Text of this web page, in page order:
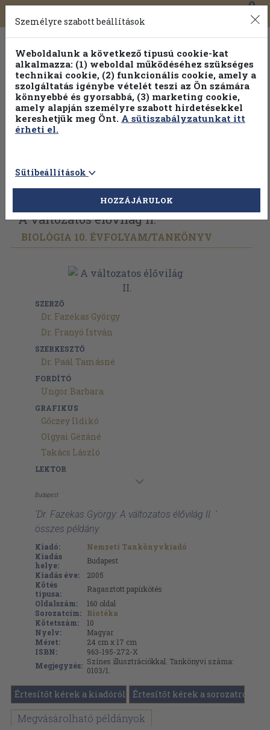
Toggle
navigation
0
Vissza az előző oldalra Válasszon példányt
A változatos élővilág II.
BIOLÓGIA 10. ÉVFOLYAM/TANKÖNYV
SZERZŐ
Dr. Fazekas György
Dr. Franyó István
SZERKESZTŐ
Dr. Paál Tamásné
FORDÍTÓ
Ungor Barbara
GRAFIKUS
Gőczey Ildikó
Olgyai Gézáné
Takács László
LEKTOR
Budapest
'Dr. Fazekas György: A változatos élővilág II. '
összes példány
Kiadó:
Nemzeti Tankönyvkiadó
Kiadás
helye:
Budapest
Kiadás éve:
2005
Kötés
típusa:
Ragasztott papírkötés
Oldalszám:
160 oldal
Sorozatcím:
Biotéka
Kötetszám:
10
Nyelv:
Magyar
Méret:
24 cm x 17 cm
ISBN:
963-195-272-X
Megjegyzés: Színes illusztrációkkal. Tankönyvi száma:
0103/1.
Értesítőt kérek a kiadóról Értesítőt kérek a sorozatról
Megvásárolható példányok
Személyre szabott beállítások
Weboldalunk a következő típusú cookie-kat
alkalmazza: (1) weboldal működéséhez szükséges
technikai cookie, (2) funkcionális cookie, amely a
szolgáltatás igénybe vételét teszi az Ön számára
könnyebbé és gyorsabbá, (3) marketing cookie,
amely alapján személyre szabott hirdetésekkel
kereshetjük meg Önt. A sütiszabályzatunkat itt
érheti el.
Sütibeállítások
HOZZÁJÁRULOK